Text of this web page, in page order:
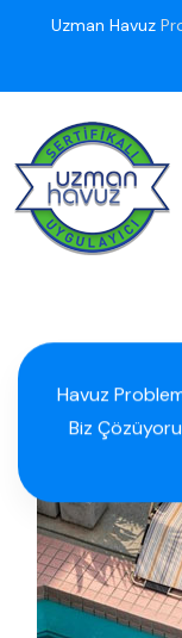
Uzman Havuz
Havuz
Biz